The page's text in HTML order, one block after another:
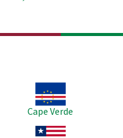
Cape Verde
Imagem